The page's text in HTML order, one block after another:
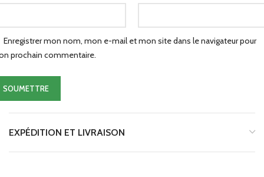
Enregistrer mon nom, mon e-mail et mon site dans le navigateur pour
prochain commentaire.
EXPÉDITION ET LIVRAISON